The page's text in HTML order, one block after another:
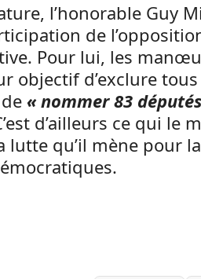
l’honorable Guy
de
Pour lui, les
objectif d’exclure tous
« nommer 83
d’ailleurs ce qui le
lutte qu’il mène pour la